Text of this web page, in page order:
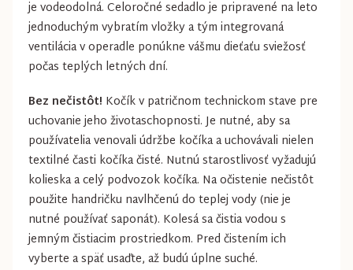
je vodeodolná. Celoročné sedadlo je pripravené na leto
jednoduchým vybratím vložky a tým integrovaná
ventilácia v operadle ponúkne vášmu dieťaťu sviežosť
počas teplých letných dní.
Bez nečistôt! Kočík v patričnom technickom stave pre
uchovanie jeho životaschopnosti. Je nutné, aby sa
používatelia venovali údržbe kočíka a uchovávali nielen
textilné časti kočíka čisté. Nutnú starostlivosť vyžadujú
kolieska a celý podvozok kočíka. Na očistenie nečistôt
použite handričku navlhčenú do teplej vody (nie je
nutné používať saponát). Kolesá sa čistia vodou s
jemným čistiacim prostriedkom. Pred čistením ich
vyberte a späť usaďte, až budú úplne suché.